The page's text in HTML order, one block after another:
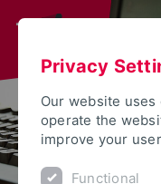
Privacy
Our website
operate the
improve your
Functional